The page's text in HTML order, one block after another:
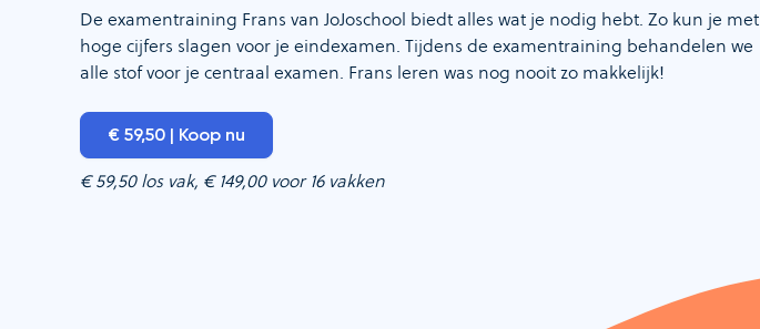
De examentraining Frans van JoJoschool biedt alles wat je nodig hebt. Zo kun je met
hoge cijfers slagen voor je eindexamen. Tijdens de examentraining behandelen we
alle stof voor je centraal examen. Frans leren was nog nooit zo makkelijk!
€ 59,50 | Koop nu
€ 59,50 los vak, € 149,00 voor 16 vakken